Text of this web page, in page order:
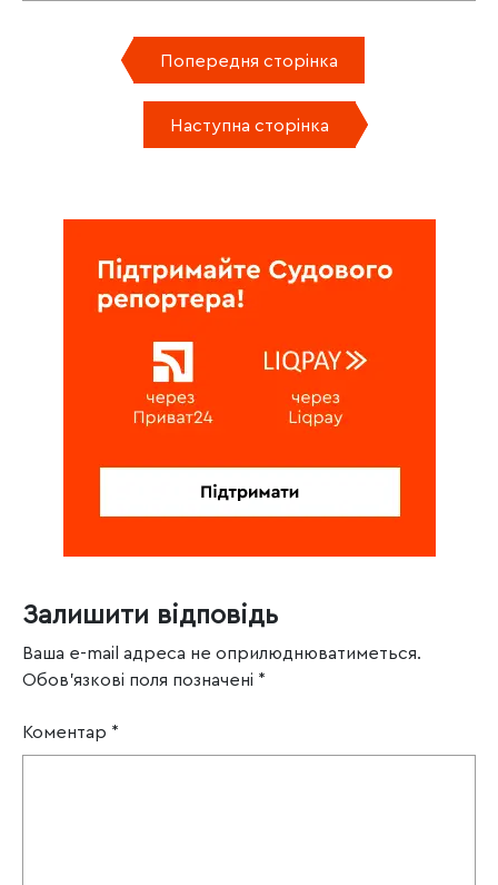
Попередня сторінка
Наступна сторінка
Залишити відповідь
Ваша e-mail адреса не оприлюднюватиметься.
Обов’язкові поля позначені *
Коментар *